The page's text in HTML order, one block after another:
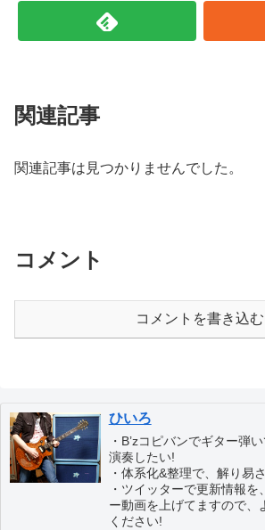
関連記事
関連記事は見つかりませんでした。
コメント
コメントを書き込む
ひいろ
・B’zコピバンでギター弾
演奏したい!
・体系化&整理で、解り易
・ツイッターで更新情報
ー動画を上げてますので、
ください!